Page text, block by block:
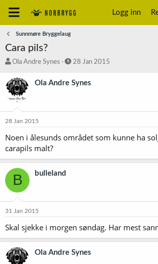
Logg inn
Sunnmøre Bryggelaug
Cara pils?
T
å
d
s
t
r
Ola Andre Synes
S
a
o
28 Jan 2015
Ola Andre Synes
28 Jan 2015
Noen i ålesunds området som kunne ha
carapils malt?
B bulleland
31 Jan 2015
Skal sjekke i morgen søndag. Har mest
Ola Andre Synes